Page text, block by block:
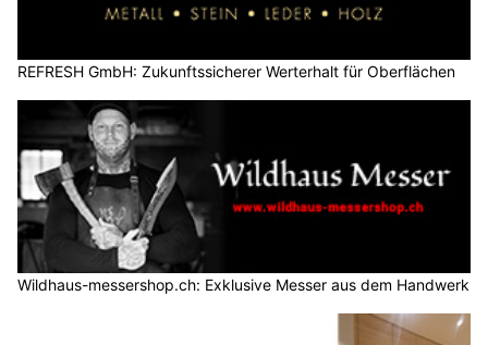
REFRESH GmbH: Zukunftssicherer Werterhalt für Oberflächen
Wildhaus-messershop.ch: Exklusive Messer aus dem Handwerk